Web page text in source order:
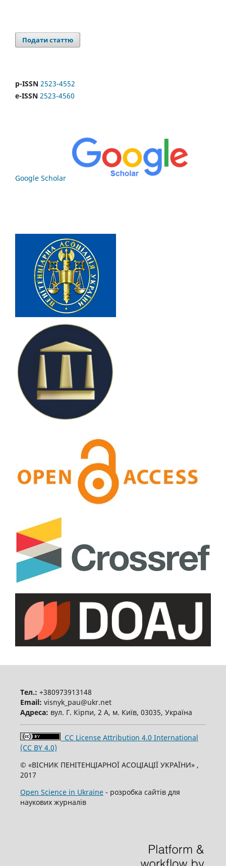
Подати статтю
p-ISSN 2523-4552
e-ISSN 2523-4560
Google Scholar
Тел.: +380973913148
Email: visnyk_pau@ukr.net
Адреса: вул. Г. Кірпи, 2 А, м. Київ, 03035, Україна
CC License Attribution 4.0 International
(CC BY 4.0)
© «ВІСНИК ПЕНІТЕНЦІАРНОЇ АСОЦІАЦІЇ УКРАЇНИ» ,
2017
Open Science in Ukraine- розробка сайтів для
наукових журналів